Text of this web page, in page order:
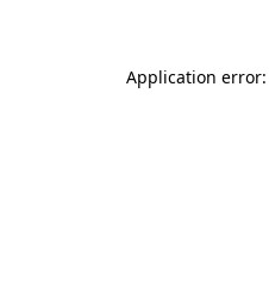
Application